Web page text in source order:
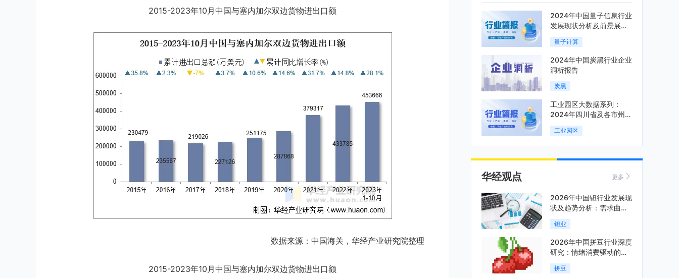
2015-2023年10月中国与塞内加尔双边货物进出口额
数据来源：中国海关，华经产业研究院整理
2015-2023年10月中国与塞内加尔双边货物进出口额
2024年中国量子信息行业
发展现状分析及前景展望
报告
量子计算
2024年中国炭黑行业企业
洞析报告
炭黑
工业园区大数据系列：
2024年四川省及各市州工
业园区全景洞析报告
工业园区
华经观点 更多
2026年中国钽行业发展现
状及趋势分析：需求曲线
陡峭与供给曲线平缓的博
弈加剧「图」
钽业
2026年中国拼豆行业深度
研究：情绪消费驱动的新
兴手工赛道「图」
拼豆